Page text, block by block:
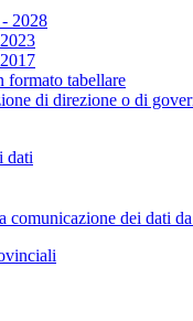
2028
tabellare
di direzione o di
dati
comunicazione dei dati